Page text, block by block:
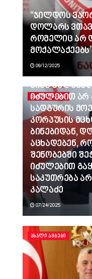
“ჯილდოს
დოლარს
რომელიც არ
09/12/2025
ᲐᲮᲐᲚᲘ ᲐᲛᲑᲔᲑᲘ
ვინც
იძულებით არ
სადგურის
კორპუსის
ბინებიდან,
აცხადებენ,
შენობებში
იძულებით
საკუთრება
კალაძე
07/24/2025
ᲐᲮᲐᲚᲘ ᲐᲛᲑᲔᲑᲘ